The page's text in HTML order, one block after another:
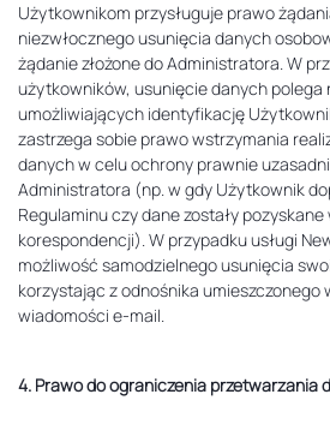
Użytkownikom przysługuje prawo
niezwłocznego usunięcia danych
żądanie złożone do Administratora. W
użytkowników, usunięcie danych polega
umożliwiających identyfikację
zastrzega sobie prawo wstrzymania
danych w celu ochrony prawnie
Administratora (np. w gdy Użytkownik
Regulaminu czy dane zostały
korespondencji). W przypadku usługi
możliwość samodzielnego usunięcia
korzystając z odnośnika umieszczonego
wiadomości e-mail.
4. Prawo do ograniczenia przetwarzania